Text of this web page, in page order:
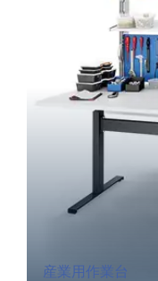
産業用作業台